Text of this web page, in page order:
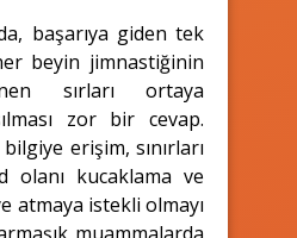
başarıya giden tek
beyin jimnastiğinin
sırları ortaya
zor bir cevap.
erişim, sınırları
olanı kucaklama ve
atmaya istekli olmayı